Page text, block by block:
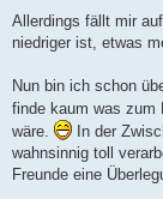
Allerdings fällt mir
niedriger ist, etwas
Nun bin ich schon
finde kaum was zum
wäre.
In der
wahnsinnig toll
Freunde eine